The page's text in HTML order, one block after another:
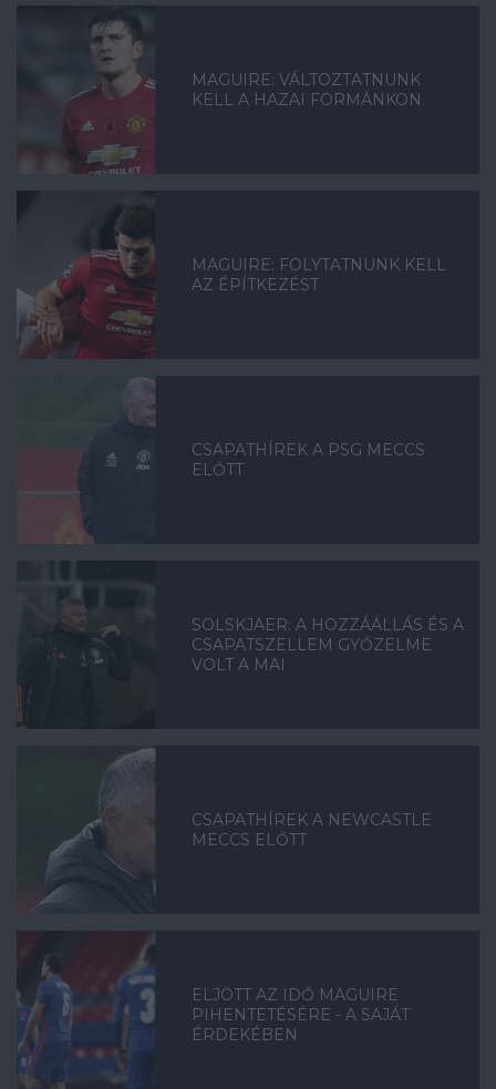
MAGUIRE: VÁLTOZTATNUNK
KELL A HAZAI FORMÁNKON
MAGUIRE: FOLYTATNUNK KELL
AZ ÉPÍTKEZÉST
CSAPATHÍREK A PSG MECCS
ELŐTT
SOLSKJAER: A HOZZÁÁLLÁS ÉS A
CSAPATSZELLEM GYŐZELME
VOLT A MAI
CSAPATHÍREK A NEWCASTLE
MECCS ELŐTT
ELJÖTT AZ IDŐ MAGUIRE
PIHENTETÉSÉRE - A SAJÁT
ÉRDEKÉBEN